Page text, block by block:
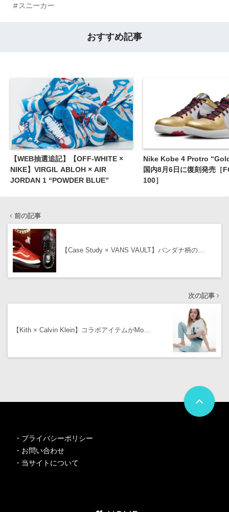
スニーカー
おすすめ記事
【WEB抽選追記】【OFF-WHITE ×
NIKE】VIRGIL ABLOH × AIR
JORDAN 1 “POWDER BLUE”
Nike Kobe 4 Protro
国内8月6日に復刻発売［
100］
前の記事
【Case Study × VANS VAULT】バンダナ柄の…
次の記事
【Kith × Calvin Klein】コラボアイテムがMo…
・ プライバシーポリシー
・ お問い合わせ
・ 当サイトについて